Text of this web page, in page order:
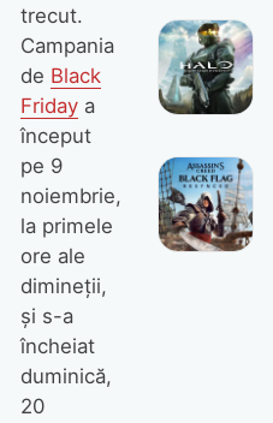
trecut.
Campania
de Black
Fridaya
început
pe 9
noiembrie,
la primele
ore ale
dimineții,
și s-a
încheiat
duminică,
20